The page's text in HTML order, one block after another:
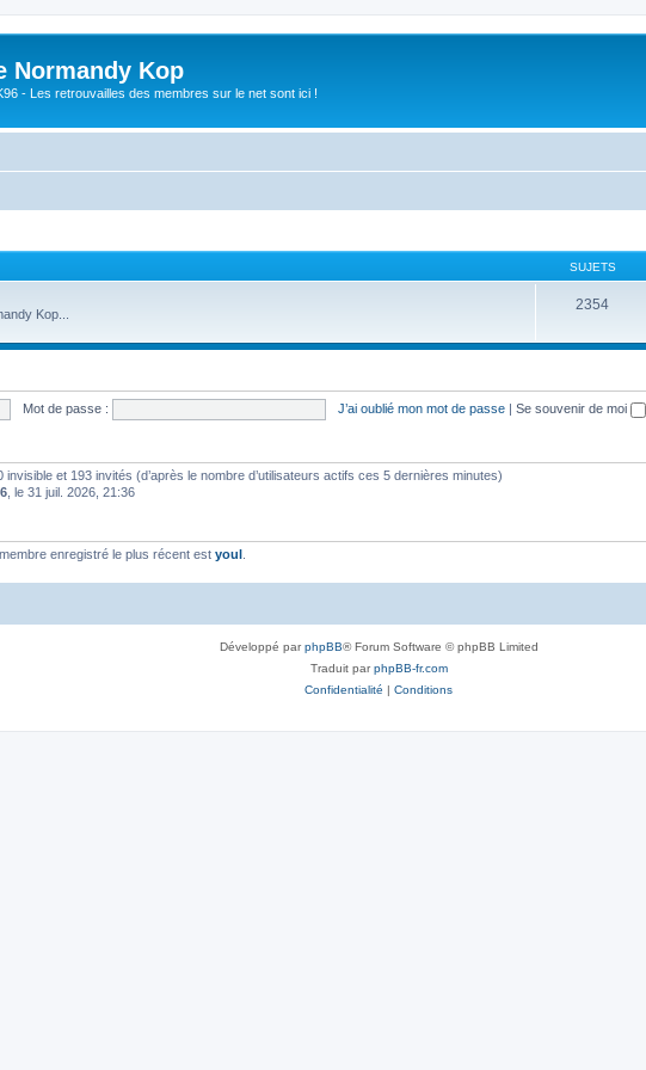
Normandy Kop
- Les retrouvailles des membres sur le net sont ici !
SUJETS
Kop...
2354
Mot de passe : J’ai oublié mon mot de passe | Se souvenir de moi
et 193 invités (d’après le nombre d’utilisateurs actifs ces 5 dernières minutes)
, le 31 juil. 2026, 21:36
enregistré le plus récent est youl
Développé parphpBB® Forum Software © phpBB Limited
Traduit parphpBB-fr.com
Confidentialité | Conditions